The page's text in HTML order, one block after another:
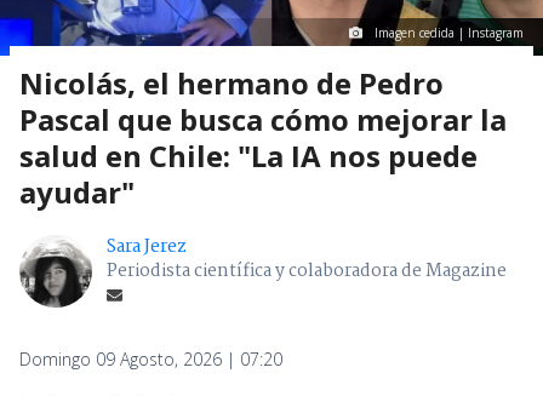
Imagen cedida | Instagram
Nicolás, el hermano de Pedro
Pascal que busca cómo mejorar la
salud en Chile: "La IA nos puede
ayudar"
Sara Jerez
Periodista científica y colaboradora de Magazine
Domingo 09 Agosto, 2026 | 07:20